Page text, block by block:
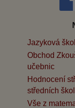
Jazyková
Obchod
učebnic
Hodnocení
středních
Vše z